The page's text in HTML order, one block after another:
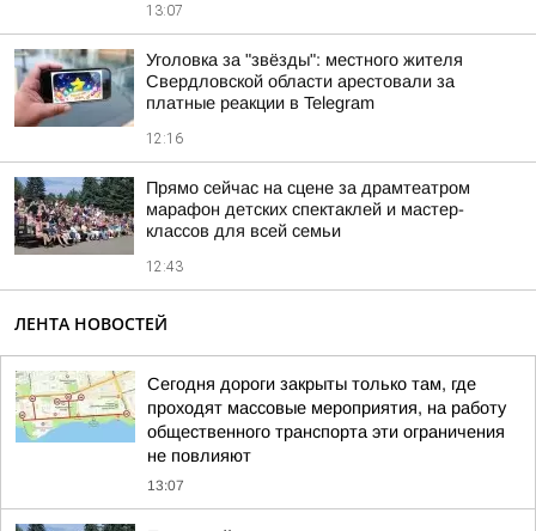
13:07
Уголовка за "звёзды": местного жителя
Свердловской области арестовали за
платные реакции в Telegram
12:16
Прямо сейчас на сцене за драмтеатром
марафон детских спектаклей и мастер-
классов для всей семьи
12:43
ЛЕНТА НОВОСТЕЙ
Сегодня дороги закрыты только там, где
проходят массовые мероприятия, на работу
общественного транспорта эти ограничения
не повлияют
13:07